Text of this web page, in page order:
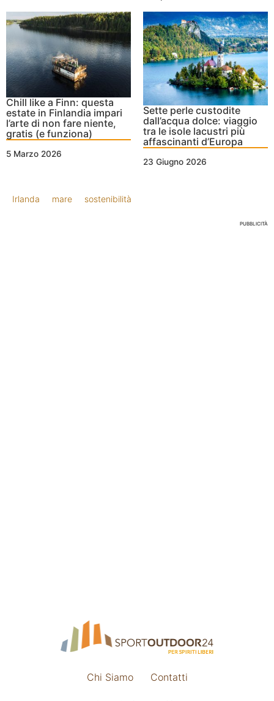
Chill like a Finn: questa
estate in Finlandia impari
l’arte di non fare niente,
gratis (e funziona)
5 Marzo 2026
Sette perle custodite
dall’acqua dolce: viaggio
tra le isole lacustri più
affascinanti d’Europa
23 Giugno 2026
Irlanda mare sostenibilità
PUBBLICITÀ
Chi Siamo Contatti